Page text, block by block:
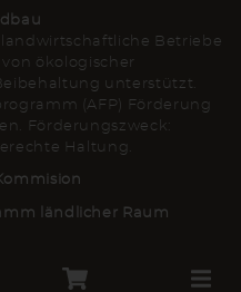
Betriebe
ökologischer
unterstützt.
(AFP) Förderung
Förderungszweck:
Haltung.
ländlicher Raum
Toggle